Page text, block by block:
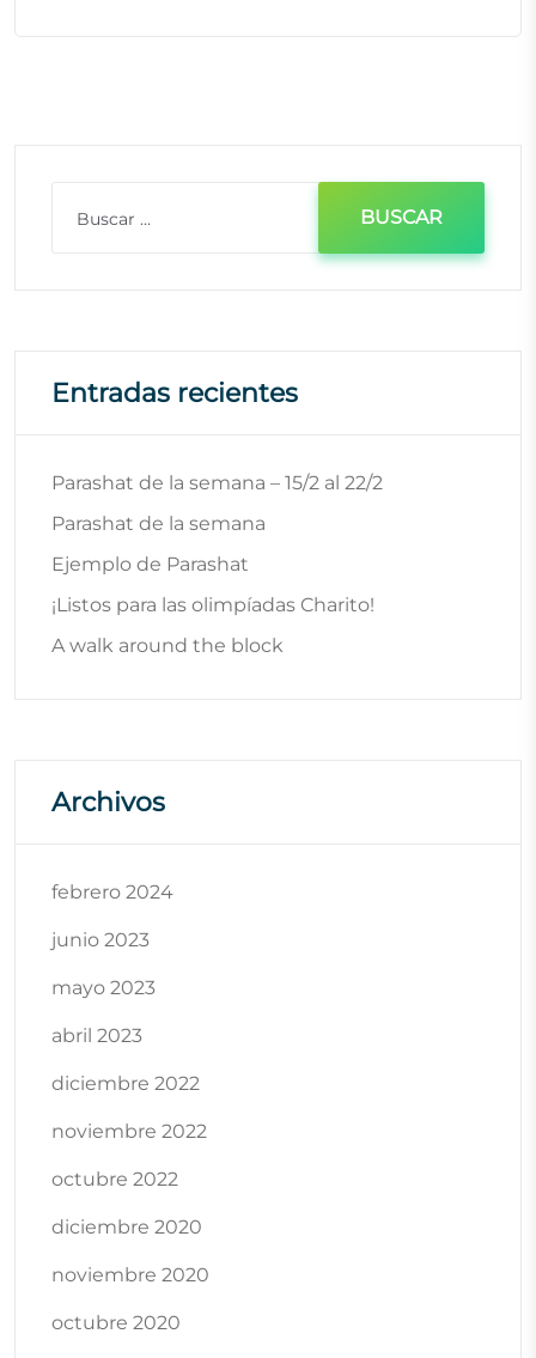
Entradas recientes
Parashat de la semana – 15/2 al 22/2
Parashat de la semana
Ejemplo de Parashat
¡Listos para las olimpíadas Charito!
A walk around the block
Archivos
febrero 2024
junio 2023
mayo 2023
abril 2023
diciembre 2022
noviembre 2022
octubre 2022
diciembre 2020
noviembre 2020
octubre 2020